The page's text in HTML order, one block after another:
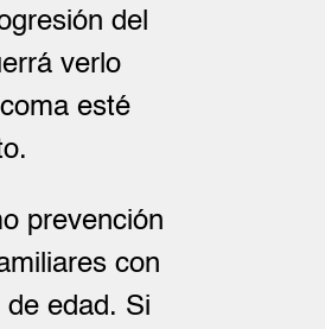
del
verlo
esté
prevención
con
edad. Si